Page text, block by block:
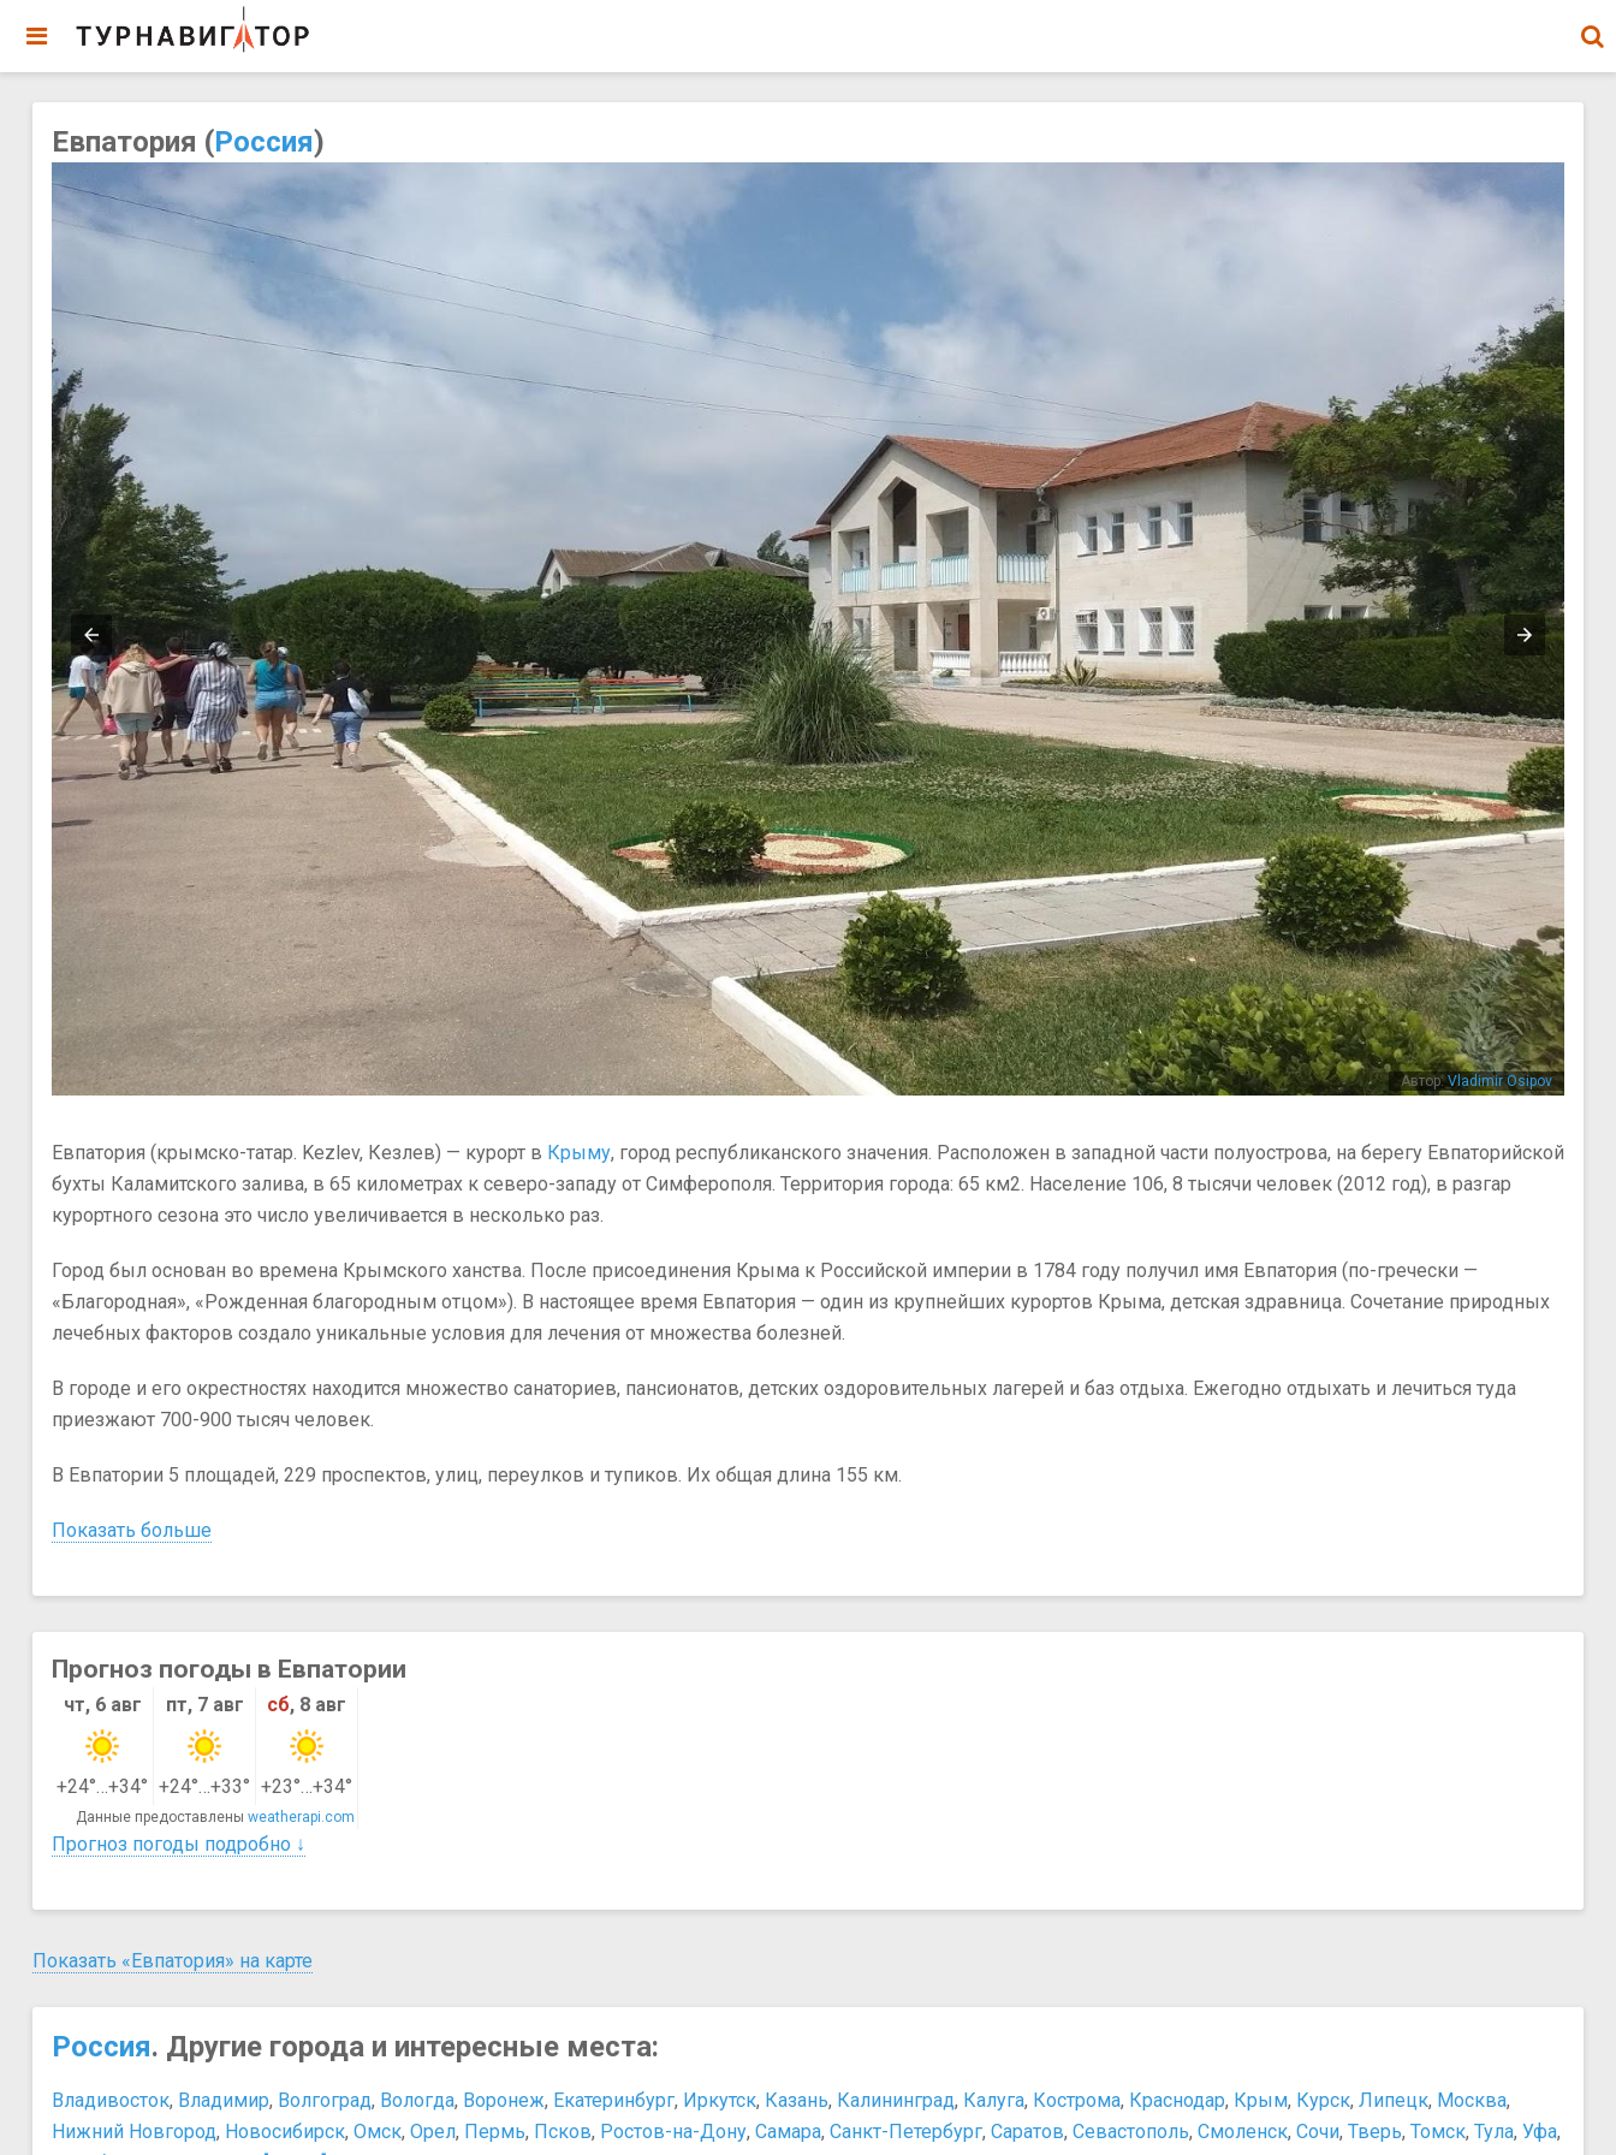
Евпатория (Россия)
Автор:Vladimir Osipov
Евпатория (крымско-татар. Kezlev, Кезлев) — курорт в Крыму, город республиканского значения. Расположен в западной части полуострова, на берегу Евпаторийской
бухты Каламитского залива, в 65 километрах к северо-западу от Симферополя. Территория города: 65 км2. Население 106, 8 тысячи человек (2012 год), в разгар
курортного сезона это число увеличивается в несколько раз.
Город был основан во времена Крымского ханства. После присоединения Крыма к Российской империи в 1784 году получил имя Евпатория (по-гречески —
«Благородная», «Рожденная благородным отцом»). В настоящее время Евпатория — один из крупнейших курортов Крыма, детская здравница. Сочетание природных
лечебных факторов создало уникальные условия для лечения от множества болезней.
В городе и его окрестностях находится множество санаториев, пансионатов, детских оздоровительных лагерей и баз отдыха. Ежегодно отдыхать и лечиться туда
приезжают 700-900 тысяч человек.
В Евпатории 5 площадей, 229 проспектов, улиц, переулков и тупиков. Их общая длина 155 км.
Показать больше
Прогноз погоды в Евпатории
чт, 6 авг пт, 7 авг сб, 8 авг
+24°…+34° +24°…+33° +23°…+34°
Данные предоставлены weatherapi.com
Прогноз погоды подробно ↓
Показать «Евпатория» на карте
Россия. Другие города и интересные места:
Владивосток, Владимир, Волгоград, Вологда, Воронеж, Екатеринбург, Иркутск, Казань, Калининград, Калуга, Кострома, Краснодар, Крым, Курск, Липецк, Москва,
Нижний Новгород, Новосибирск, Омск, Орел, Пермь, Псков, Ростов-на-Дону, Самара, Санкт-Петербург, Саратов, Севастополь, Смоленск, Сочи, Тверь, Томск, Тула, Уфа,